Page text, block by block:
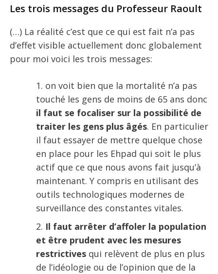
Les trois messages du Professeur Raoult
(…) La réalité c’est que ce qui est fait n’a pas
d’effet visible actuellement donc globalement
pour moi voici les trois messages:
on voit bien que la mortalité n’a pas
touché les gens de moins de 65 ans donc
il faut se focaliser sur la possibilité de
traiter les gens plus âgés. En particulier
il faut essayer de mettre quelque chose
en place pour les Ehpad qui soit le plus
actif que ce que nous avons fait jusqu’à
maintenant. Y compris en utilisant des
outils technologiques modernes de
surveillance des constantes vitales.
Il faut arrêter d’affoler la population
et être prudent avec les mesures
restrictives qui relèvent de plus en plus
de l’idéologie ou de l’opinion que de la